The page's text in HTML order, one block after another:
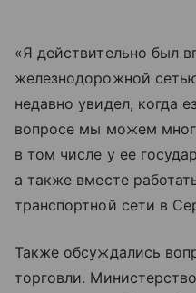
«Я действительно был
железнодорожной
недавно увидел, когда
вопросе мы можем
в том числе у ее
а также вместе
транспортной сети в
Также обсуждались
торговли.